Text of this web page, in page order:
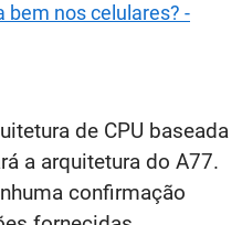
bem nos celulares? -
de CPU baseada
a arquitetura do A77.
confirmação